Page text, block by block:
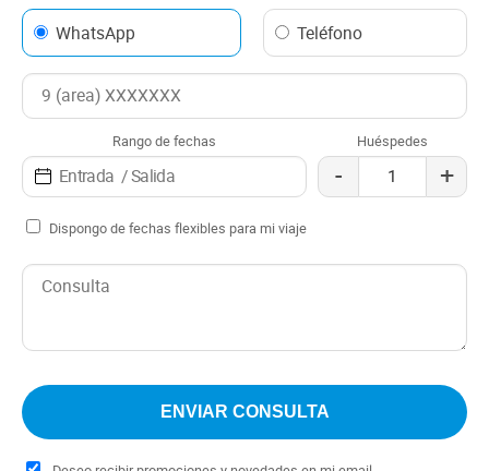
WhatsApp Teléfono
Rango de fechas Huéspedes
- +
Dispongo de fechas flexibles para mi viaje